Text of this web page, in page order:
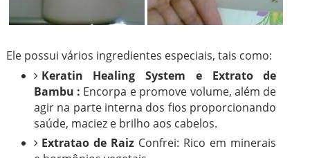
Ele possui vários ingredientes especiais, tais como:
Keratin Healing System e Extrato de
Bambu : Encorpa e promove volume, além de
agir na parte interna dos fios proporcionando
saúde, maciez e brilho aos cabelos.
Extratao de RaizConfrei: Rico em minerais